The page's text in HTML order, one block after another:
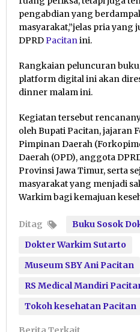
pengabdian yang
masyarakat,”jelas pria yang
DPRDPacitanini.
Rangkaian peluncuran
platform digital ini akan
dinner malam ini.
Kegiatan tersebut
oleh Bupati Pacitan, jajaran
Pimpinan Daerah
Daerah (OPD), anggota
Provinsi Jawa Timur, serta
masyarakat yang menjadi
Warkim bagi kemajuan
Ditag
Buku Sosok
Dokter Warkim Sutarto
Museum SBY Ani Pacitan
RS Medical Mandiri
Tokoh kesehatan Pacitan